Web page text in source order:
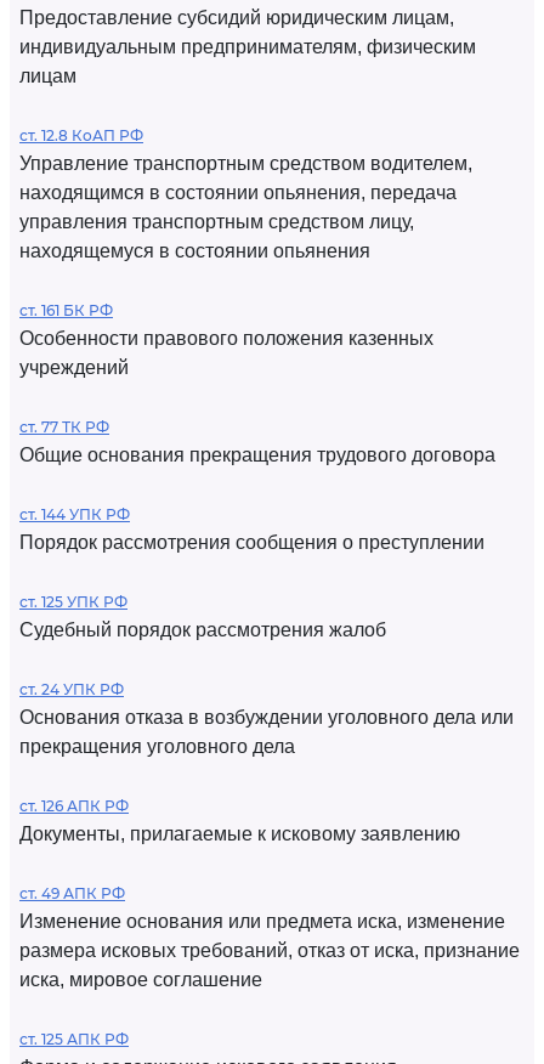
Предоставление субсидий юридическим лицам,
индивидуальным предпринимателям, физическим
лицам
ст. 12.8 КоАП РФ
Управление транспортным средством водителем,
находящимся в состоянии опьянения, передача
управления транспортным средством лицу,
находящемуся в состоянии опьянения
ст. 161 БК РФ
Особенности правового положения казенных
учреждений
ст. 77 ТК РФ
Общие основания прекращения трудового договора
ст. 144 УПК РФ
Порядок рассмотрения сообщения о преступлении
ст. 125 УПК РФ
Судебный порядок рассмотрения жалоб
ст. 24 УПК РФ
Основания отказа в возбуждении уголовного дела или
прекращения уголовного дела
ст. 126 АПК РФ
Документы, прилагаемые к исковому заявлению
ст. 49 АПК РФ
Изменение основания или предмета иска, изменение
размера исковых требований, отказ от иска, признание
иска, мировое соглашение
ст. 125 АПК РФ